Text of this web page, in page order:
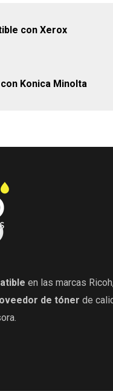
con Xerox
Konica Minolta
en las marcas
de tóner de